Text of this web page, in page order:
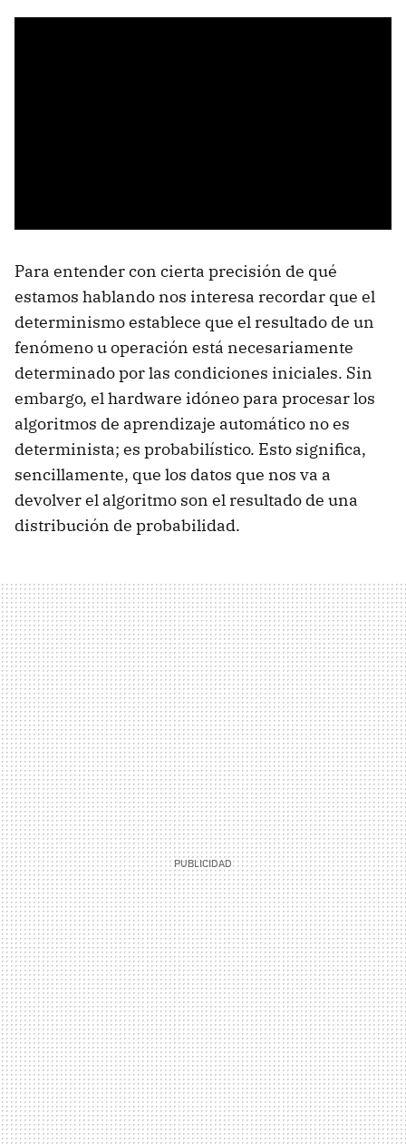
Para entender con cierta precisión de qué
estamos hablando nos interesa recordar que el
determinismo establece que el resultado de un
fenómeno u operación está necesariamente
determinado por las condiciones iniciales. Sin
embargo, el hardware idóneo para procesar los
algoritmos de aprendizaje automático no es
determinista; es probabilístico. Esto significa,
sencillamente, que los datos que nos va a
devolver el algoritmo son el resultado de una
distribución de probabilidad.